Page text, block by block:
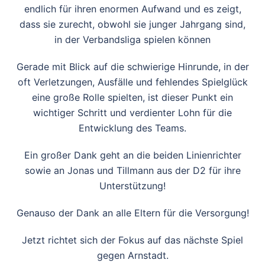
endlich für ihren enormen Aufwand und es zeigt,
dass sie zurecht, obwohl sie junger Jahrgang sind,
in der Verbandsliga spielen können
Gerade mit Blick auf die schwierige Hinrunde, in der
oft Verletzungen, Ausfälle und fehlendes Spielglück
eine große Rolle spielten, ist dieser Punkt ein
wichtiger Schritt und verdienter Lohn für die
Entwicklung des Teams.
Ein großer Dank geht an die beiden Linienrichter
sowie an Jonas und Tillmann aus der D2 für ihre
Unterstützung!
Genauso der Dank an alle Eltern für die Versorgung!
Jetzt richtet sich der Fokus auf das nächste Spiel
gegen Arnstadt.